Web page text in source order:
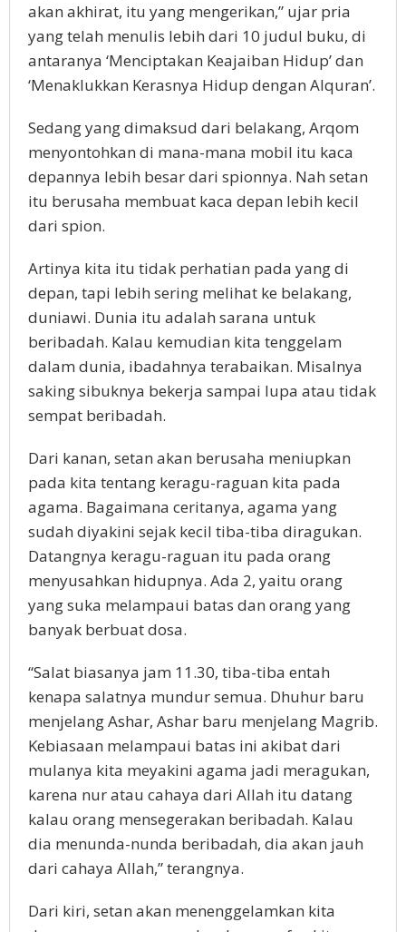
akan akhirat, itu yang mengerikan,” ujar pria
yang telah menulis lebih dari 10 judul buku, di
antaranya ‘Menciptakan Keajaiban Hidup’ dan
‘Menaklukkan Kerasnya Hidup dengan Alquran’.
Sedang yang dimaksud dari belakang, Arqom
menyontohkan di mana-mana mobil itu kaca
depannya lebih besar dari spionnya. Nah setan
itu berusaha membuat kaca depan lebih kecil
dari spion.
Artinya kita itu tidak perhatian pada yang di
depan, tapi lebih sering melihat ke belakang,
duniawi. Dunia itu adalah sarana untuk
beribadah. Kalau kemudian kita tenggelam
dalam dunia, ibadahnya terabaikan. Misalnya
saking sibuknya bekerja sampai lupa atau tidak
sempat beribadah.
Dari kanan, setan akan berusaha meniupkan
pada kita tentang keragu-raguan kita pada
agama. Bagaimana ceritanya, agama yang
sudah diyakini sejak kecil tiba-tiba diragukan.
Datangnya keragu-raguan itu pada orang
menyusahkan hidupnya. Ada 2, yaitu orang
yang suka melampaui batas dan orang yang
banyak berbuat dosa.
“Salat biasanya jam 11.30, tiba-tiba entah
kenapa salatnya mundur semua. Dhuhur baru
menjelang Ashar, Ashar baru menjelang Magrib.
Kebiasaan melampaui batas ini akibat dari
mulanya kita meyakini agama jadi meragukan,
karena nur atau cahaya dari Allah itu datang
kalau orang mensegerakan beribadah. Kalau
dia menunda-nunda beribadah, dia akan jauh
dari cahaya Allah,” terangnya.
Dari kiri, setan akan menenggelamkan kita